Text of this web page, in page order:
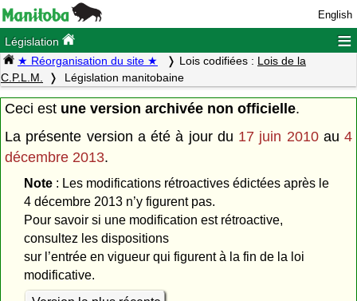
English
Législation ≡
★ Réorganisation du site ★ Lois codifiées : Lois de la
C.P.L.M.
Législation manitobaine
Ceci est une version archivée non officielle.
La présente version a été à jour du 17 juin 2010au 4
décembre 2013.
Note: Les modifications rétroactives édictées après le
4 décembre 2013 n’y figurent pas.
Pour savoir si une modification est rétroactive,
consultez les dispositions
sur l’entrée en vigueur qui figurent à la fin de la loi
modificative.